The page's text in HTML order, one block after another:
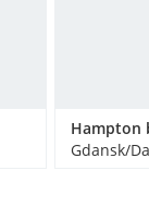
Gdansk/